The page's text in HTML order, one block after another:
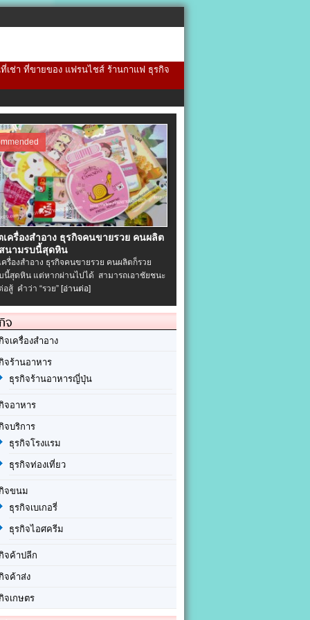
เช่า ที่ขายของ แฟรนไชส์ ร้านกาแฟ ธุรกิจ
เครื่องสําอาง ธุรกิจคนขายรวย คนผลิต
นามรบนี้สุดหิน
ครื่องสําอาง ธุรกิจคนขายรวย คนผลิตก็รวย
นี้สุดหิน แต่หากผ่านไปได้ สามารถเอาชัยชนะ
อสู้ คำว่า “รวย” [อ่านต่อ]
จ
จเครื่องสำอาง
จร้านอาหาร
ธุรกิจร้านอาหารญี่ปุ่น
จอาหาร
จบริการ
ธุรกิจโรงแรม
ธุรกิจท่องเที่ยว
จขนม
ธุรกิจเบเกอรี่
ธุรกิจไอศครีม
จค้าปลีก
จค้าส่ง
จเกษตร